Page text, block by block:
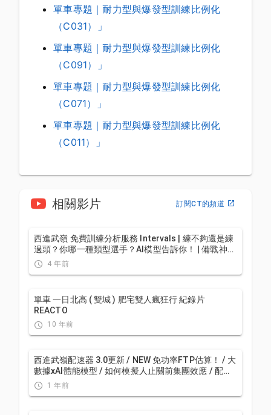
單車專題｜耐力型與爆發型訓練比例化
（C031）」
單車專題｜耐力型與爆發型訓練比例化
（C091）」
單車專題｜耐力型與爆發型訓練比例化
（C071）」
單車專題｜耐力型與爆發型訓練比例化
（C011）」
相關影片 訂閱CT的頻道
西進武嶺 免費訓練分析服務 Intervals | 練不夠還是練
過頭？你哪一種類型選手？AI模型告訴你！ | 備戰神器
4 年前
單車 一日北高 ( 雙城 ) 肥宅雙人瘋狂行 紀錄片
REACTO
10 年前
西進武嶺配速器 3.0更新 / NEW 免功率FTP估算！ / 大
數據xAI體能模型 / 如何模擬人止關前集團效應 / 配速
儲存功能 / AI全台自行車賽事行事曆 / 公路車 / CT
Yeh
1 年前